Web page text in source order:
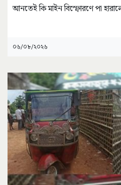
আনতেই কি মাইন বিস্ফোরণে পা
০৬/০৮/২০২৬